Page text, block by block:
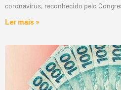
coronavírus, reconhecido pelo
Ler mais »